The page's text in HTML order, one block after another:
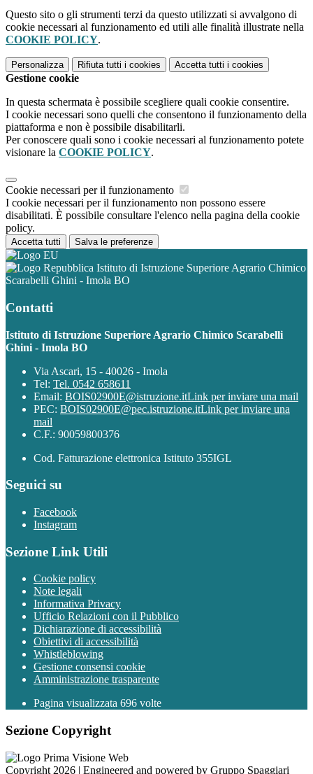
Questo sito o gli strumenti terzi da questo utilizzati si avvalgono di
cookie necessari al funzionamento ed utili alle finalità illustrate nella
COOKIE POLICY.
Personalizza Rifiuta tutti i cookies Accetta tutti i cookies
Gestione cookie
In questa schermata è possibile scegliere quali cookie consentire.
I cookie necessari sono quelli che consentono il funzionamento della
piattaforma e non è possibile disabilitarli.
Per conoscere quali sono i cookie necessari al funzionamento potete
visionare la COOKIE POLICY.
Cookie necessari per il funzionamento
I cookie necessari per il funzionamento non possono essere
disabilitati. È possibile consultare l'elenco nella pagina della cookie
policy.
Accetta tutti Salva le preferenze
Istituto di Istruzione Superiore Agrario Chimico
Scarabelli Ghini - Imola BO
Contatti
Istituto di Istruzione Superiore Agrario Chimico Scarabelli
Ghini - Imola BO
Via Ascari, 15 - 40026 - Imola
Tel: Tel. 0542 658611
Email: BOIS02900E@istruzione.itLink per inviare una mail
PEC: BOIS02900E@pec.istruzione.itLink per inviare una
mail
C.F.: 90059800376
Cod. Fatturazione elettronica Istituto 355IGL
Seguici su
Facebook
Instagram
Sezione Link Utili
Cookie policy
Note legali
Informativa Privacy
Ufficio Relazioni con il Pubblico
Dichiarazione di accessibilità
Obiettivi di accessibilità
Whistleblowing
Gestione consensi cookie
Amministrazione trasparente
Pagina visualizzata 696 volte
Sezione Copyright
Copyright 2026 | Engineered and powered by Gruppo Spaggiari